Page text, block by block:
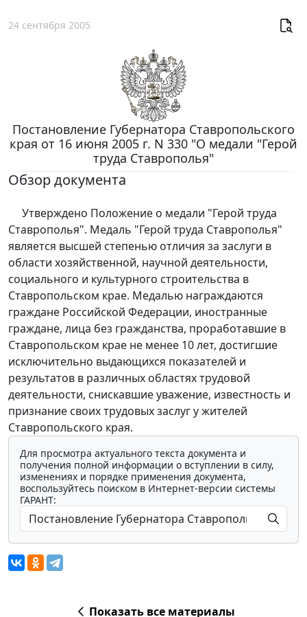
24 сентября 2005
Постановление Губернатора Ставропольского
края от 16 июня 2005 г. N 330 "О медали "Герой
труда Ставрополья"
Обзор документа
Утверждено Положение о медали "Герой труда
Ставрополья". Медаль "Герой труда Ставрополья"
является высшей степенью отличия за заслуги в
области хозяйственной, научной деятельности,
социального и культурного строительства в
Ставропольском крае. Медалью награждаются
граждане Российской Федерации, иностранные
граждане, лица без гражданства, проработавшие в
Ставропольском крае не менее 10 лет, достигшие
исключительно выдающихся показателей и
результатов в различных областях трудовой
деятельности, снискавшие уважение, известность и
признание своих трудовых заслуг у жителей
Ставропольского края.
Для просмотра актуального текста документа и
получения полной информации о вступлении в силу,
изменениях и порядке применения документа,
воспользуйтесь поиском в Интернет-версии системы
ГАРАНТ:
Показать все материалы